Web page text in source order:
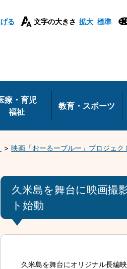
る 文字の大きさ 拡大 標準
療・育児
福祉
教育・スポーツ
映画「おーるーブルー」プロジェク
久米島を舞台に映画撮
ト始動
久米島を舞台にオリジナル長編